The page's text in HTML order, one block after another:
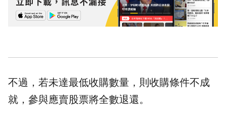
不過，若未達最低收購數量，則收購條件不成
就，參與應賣股票將全數退還。